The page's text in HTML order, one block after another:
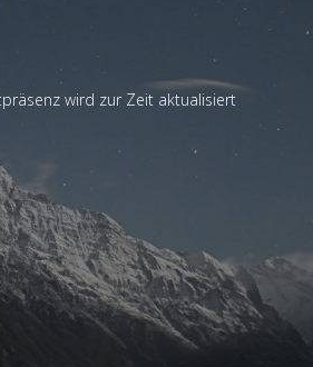
wird zur Zeit aktualisiert